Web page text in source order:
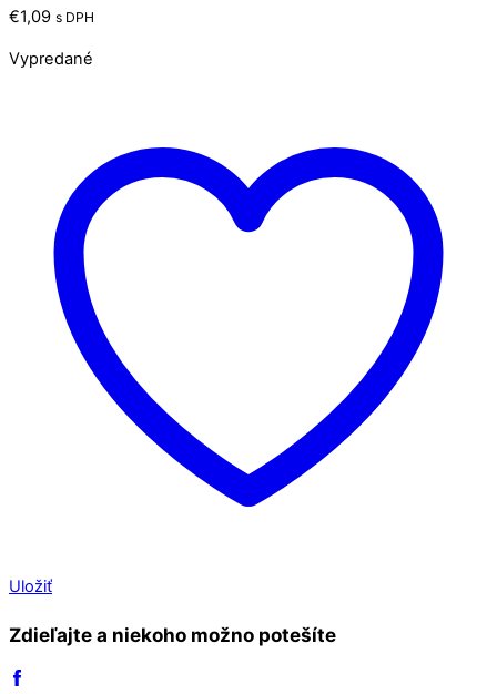
€1,09 s DPH
Vypredané
Uložiť
Zdieľajte a niekoho možno potešíte